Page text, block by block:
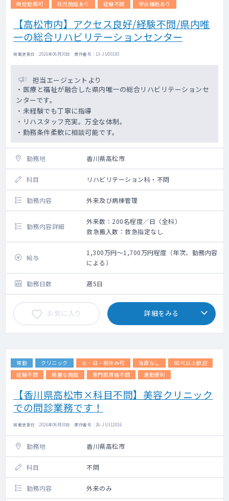
時短勤務可 託児施設あり 経験不問 学会補助あり
【高松市内】アクセス良好/経験不問/県内唯
一の総合リハビリテーションセンター
掲載更新日 : 2026年06月30日 案件番号 : 13-JU00183
担当エージェントより
・医療と福祉が融合した県内唯一の総合リハビリテーションセ
ンターです。
・未経験でも丁寧に指導
・リハスタッフ充実。万全な体制。
・勤務条件柔軟に相談可能です。
勤務地 香川県高松市
科目 リハビリテーション科・不問
勤務内容 外来及び病棟管理
勤務内容詳細
外来数：200名程度／日（全科）
救急搬入数：救急指定なし
給与
1,300万円～1,700万円程度（年次、勤務内容
による）
勤務日数 週5日
お気に入り 詳細をみる
常勤 クリニック 土・日・祝休み可 当直なし
60代以上歓迎
経験不問
綺麗な施設 専門医資格不問 通勤便利
【香川県高松市×科目不問】美容クリニック
での問診業務です！
掲載更新日 : 2026年06月30日 案件番号 : 26-JU312016
勤務地 香川県高松市
科目 不問
勤務内容 外来のみ